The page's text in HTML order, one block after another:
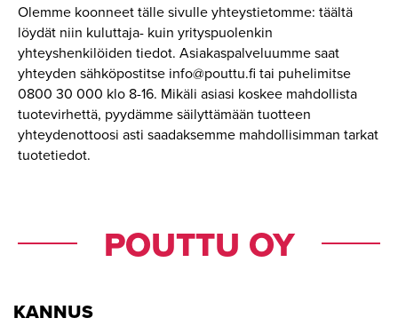
Olemme koonneet tälle sivulle yhteystietomme: täältä
löydät niin kuluttaja- kuin yrityspuolenkin
yhteyshenkilöiden tiedot. Asiakaspalveluumme saat
yhteyden sähköpostitse info@pouttu.fi tai puhelimitse
0800 30 000 klo 8-16. Mikäli asiasi koskee mahdollista
tuotevirhettä, pyydämme säilyttämään tuotteen
yhteydenottoosi asti saadaksemme mahdollisimman tarkat
tuotetiedot.
POUTTU OY
KANNUS